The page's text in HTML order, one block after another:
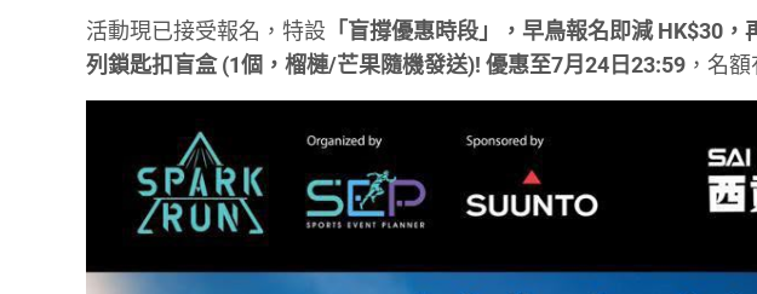
活動現已接受報名，特設 「盲撐優惠時段」，早鳥報名即減 HK$30
列鎖匙扣盲盒 (1個，榴槤/芒果隨機發送)! 優惠至7月24日23:59 ，名